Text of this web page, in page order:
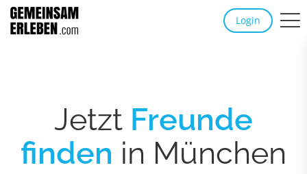
Login
Jetzt Freunde
finden in München